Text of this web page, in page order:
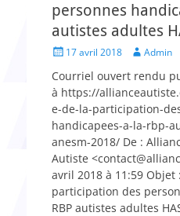
personnes
autistes adultes
Posted17 avril 2018 Author
Admin
Courriel ouvert rendu
à https://
e-de-la-participation-
handicapees-a-la-rbp-
anesm-2018/ De :
Autiste
avril 2018 à 11:59 Objet
participation des
RBP autistes adultes